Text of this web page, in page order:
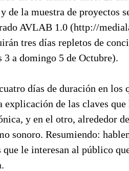
la muestra de proyectos
AVLAB 1.0 (http://
tres días repletos de
a domingo 5 de Octubre).
días de duración en los
de las claves que
y en el otro, alrededor
sonoro. Resumiendo:
le interesan al público